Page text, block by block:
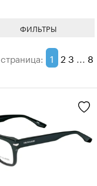
ФИЛЬТРЫ
страница: 1 2 3 ... 8